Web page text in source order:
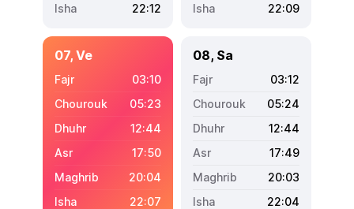
22:12
22:09
07, Ve
03:10
05:23
12:44
17:50
20:04
22:07
08, Sa
03:12
05:24
12:44
17:49
20:03
22:04